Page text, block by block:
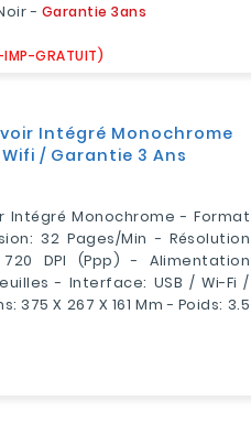
- Garantie 3ans
GRATUIT)
Intégré Monochrome
Wifi / Garantie 3 Ans
Intégré Monochrome - Format
32 Pages/min - Résolution
720 DPI (ppp) - Alimentation
- Interface: USB / Wi-Fi /
375‎ X 267 X 161 Mm - Poids: 3.5